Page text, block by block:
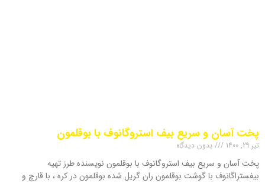
پخت آسان و سریع بیف استروگانوف با بوقلمون
تیر 29, 1400 بدون دیدگاه
پخت آسان و سریع بیف استروگانوف با بوقلمون نویسنده طرز تهیه
بیفستراگانوف با گوشت بوقلمون ران گریل شده بوقلمون در کره ، با قارچ و